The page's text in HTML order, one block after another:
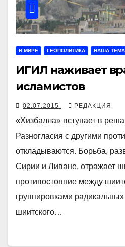
В МИРЕ ГЕОПОЛИТИКА НАША ТЕМА
ИГИЛ наживает
исламистов
02.07.2015 РЕДАКЦИЯ
«Хизбалла» вступает в
Разногласия с другими
откладываются. Борьба,
Сирии и Ливане, отражает
противостояние между
группировками
шиитского…